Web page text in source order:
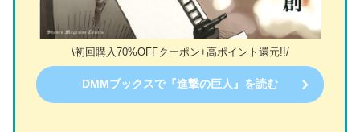
\初回購入70%OFFクーポン+高ポイント還元!!/
DMMブックスで『進撃の巨人』を読む